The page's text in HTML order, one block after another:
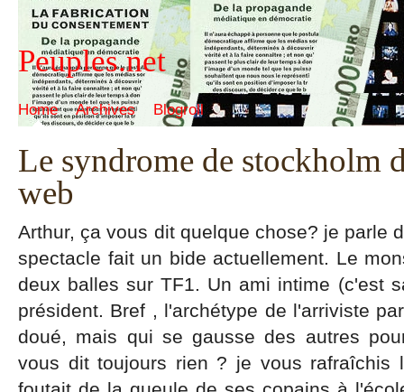
Peuples.net
Home Archives Blogroll
Le syndrome de stockholm
web
Arthur, ça vous dit quelque chose? je parle
spectacle fait un bide actuellement. Le
deux balles sur TF1. Un ami intime (c'est
président. Bref , l'archétype de l'arriviste
doué, mais qui se gausse des autres
vous dit toujours rien ? je vous rafraîchis